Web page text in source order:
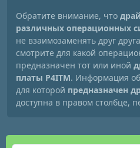
Обратите внимание, что
различных операционных
не взаимозаменять друг
смотрите для какой
предназначен тот или иной
платы P4ITM. Информация
для которой предназначен
доступна в правом столбце,